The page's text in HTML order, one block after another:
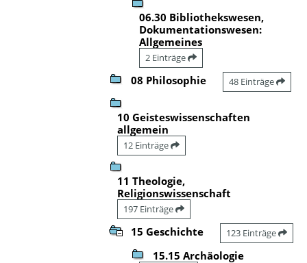
06.30 Bibliothekswesen,
Dokumentationswesen:
Allgemeines
2 Einträge
08 Philosophie 48 Einträge
10 Geisteswissenschaften
allgemein
12 Einträge
11 Theologie,
Religionswissenschaft
197 Einträge
15 Geschichte 123 Einträge
15.15 Archäologie